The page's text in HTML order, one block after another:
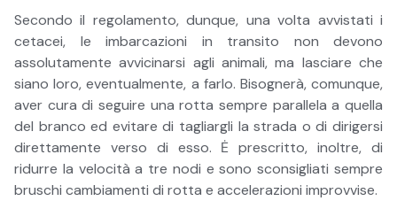
Secondo il regolamento, dunque, una volta avvistati i
cetacei, le imbarcazioni in transito non devono
assolutamente avvicinarsi agli animali, ma lasciare che
siano loro, eventualmente, a farlo. Bisognerà, comunque,
aver cura di seguire una rotta sempre parallela a quella
del branco ed evitare di tagliargli la strada o di dirigersi
direttamente verso di esso. Ė prescritto, inoltre, di
ridurre la velocità a tre nodi e sono sconsigliati sempre
bruschi cambiamenti di rotta e accelerazioni improvvise.